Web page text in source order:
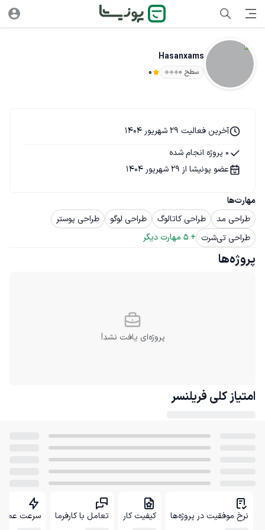
Hasanxams
سطح ۰ 0
مهارت‌ها
طراحی مد
طراحی کاتالوگ طراحی لوگو
طراحی پوستر
طراحی تی‌شرت
+
5 مهارت دیگر
آخرین فعالیت 29 شهریور 1404
0 پروژه انجام شده
عضو پونیشا از 29 شهریور 1404
پروژه‌ها
پروژه‌ای یافت نشد!
امتیاز کلی فریلنسر
نرخ موفقیت در پروژه‌ها کیفیت کار تعامل با کارفرما سرعت عمل